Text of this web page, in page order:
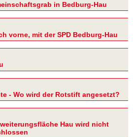
in Bedburg-Hau
vorne, mit der SPD Bedburg-Hau
- Wo wird der Rotstift angesetzt?
Hau wird nicht